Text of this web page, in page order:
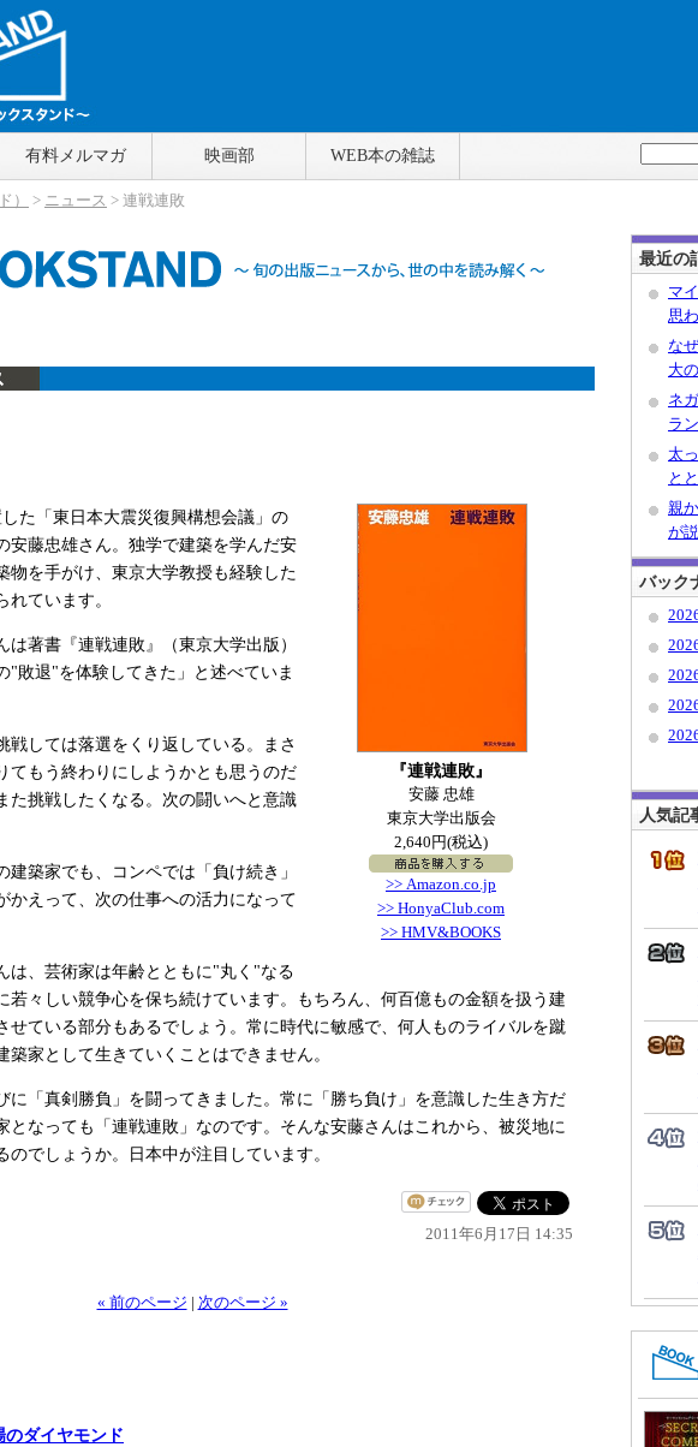
ンド）
～
有料メルマガ 映画部 WEB本の雑誌
） > ニュース > 連戦連敗
『連戦連敗』
安藤 忠雄
東京大学出版会
2,640円(税込)
>> Amazon.co.jp
>> HonyaClub.com
>> HMV&BOOKS
た「東日本大震災復興構想会議」の
安藤忠雄さん。独学で建築を学んだ安
物を手がけ、東京大学教授も経験した
ています。
著書『連戦連敗』（東京大学出版）
"敗退"を体験してきた」と述べていま
戦しては落選をくり返している。まさ
てもう終わりにしようかとも思うのだ
た挑戦したくなる。次の闘いへと意識
築家でも、コンペでは「負け続き」
かえって、次の仕事への活力になって
は、芸術家は年齢とともに"丸く"なる
若々しい競争心を保ち続けています。もちろん、何百億もの金額を扱う建
せている部分もあるでしょう。常に時代に敏感で、何人ものライバルを蹴
家として生きていくことはできません。
「真剣勝負」を闘ってきました。常に「勝ち負け」を意識した生き方だ
となっても「連戦連敗」なのです。そんな安藤さんはこれから、被災地に
のでしょうか。日本中が注目しています。
2011年6月17日 14:35
« 前のページ | 次のページ »
のダイヤモンド
最近の
マ
思
な
大
ネ
ラ
太
と
親
が
バック
人気記